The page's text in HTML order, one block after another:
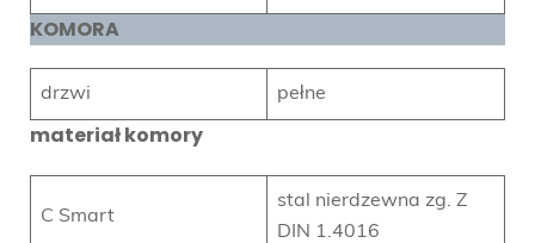
KOMORA
drzwi pełne
materiał komory
C Smart
stal nierdzewna zg. Z
DIN 1.4016